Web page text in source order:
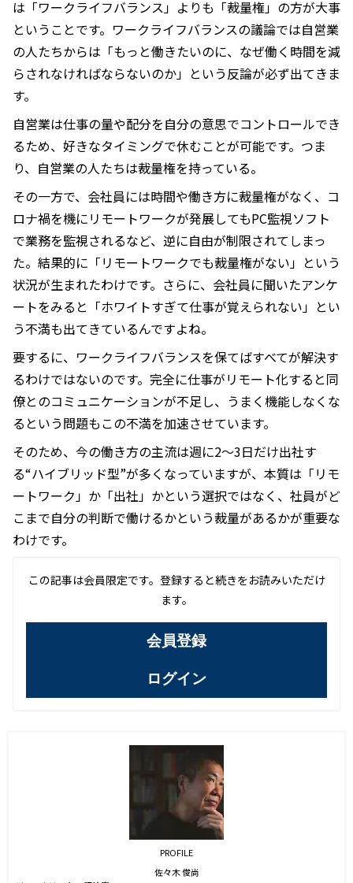
は「ワークライフバランス」よりも「裁量権」の方が大事
ということです。ワークライフバランスの議論では自営業
の人たちからは「もっと働きたいのに、なぜ働く時間を減
らされなければならないのか」という反論が必ず出てきま
す。
自営業は仕事の量や配分を自分の意思でコントロールでき
るため、好きなタイミングで休むことが可能です。つま
り、自営業の人たちは裁量権を持っている。
その一方で、会社員には時間や働き方に裁量権がなく、コ
ロナ禍を機にリモートワークが発展してもPC監視ソフト
で業務を監視されるなど、逆に自由が制限されてしまっ
た。結果的に「リモートワークでも裁量権がない」という
状況が生まれたわけです。さらに、会社員に聞いたアンケ
ートをみると「ホワイトすぎて仕事が覚えられない」とい
う不満も出てきているんですよね。
要するに、ワークライフバランスを保てばすべてが解決す
るわけではないのです。完全に仕事がリモート化すると同
僚とのコミュニケーションが不足し、うまく機能しなくな
るという問題もこの不満を加速させています。
そのため、今の働き方の主流は週に2〜3日だけ出社す
る“ハイブリッド型”が多くなっていますが、本質は「リモ
ートワーク」か「出社」かという選択ではなく、社員がど
こまで自分の判断で働けるかという裁量があるかが重要な
わけです。
この記事は会員限定です。登録すると続きをお読みいただけ
ます。
会員登録
ログイン
PROFILE
佐々木 俊尚